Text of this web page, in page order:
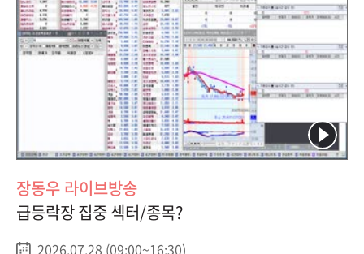
장동우 라이브방송
급등락장 집중 섹터/종목?
2026.07.28 (09:00~16:30)